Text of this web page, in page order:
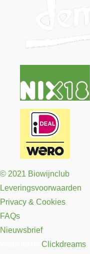
© 2021 Biowijnclub
Leveringsvoorwaarden
Privacy & Cookies
FAQs
Nieuwsbrief
Clickdreams